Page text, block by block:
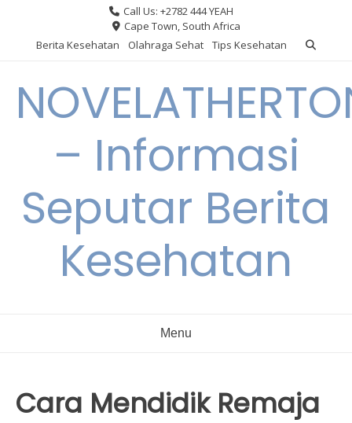
content
Call Us: +2782 444 YEAH
Cape Town, South Africa
Berita Kesehatan
Olahraga Sehat Tips Kesehatan
– Informasi
Seputar Berita
Kesehatan
Menu
Cara Mendidik Remaja